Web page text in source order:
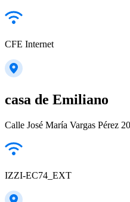
CFE Internet
casa de Emiliano
Calle José María Vargas Pérez
IZZI-EC74_EXT